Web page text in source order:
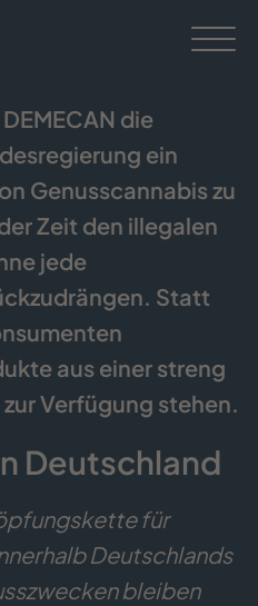
die
ein
Genusscannabis zu
Zeit den illegalen
jede
Statt
aus einer streng
Verfügung stehen.
Deutschland
für
Deutschlands
bleiben